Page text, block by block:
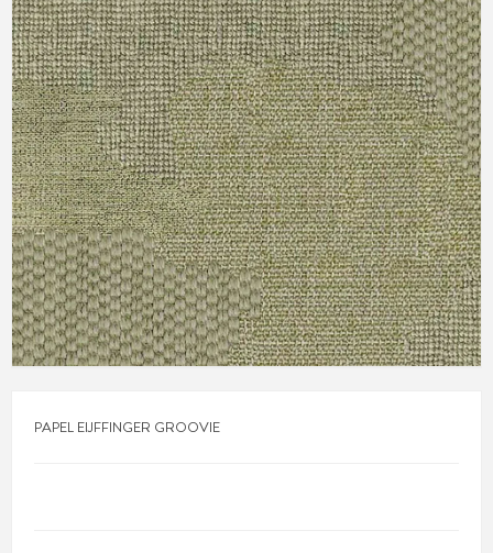
PAPEL EIJFFINGER GROOVIE